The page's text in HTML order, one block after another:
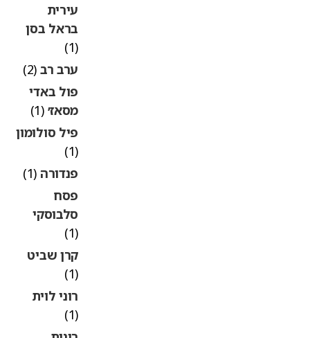
עירית
בראל בסן
ערב רב(2)
פול באדי
מסאז׳(1)
פיל סולומון
פנדורה(1)
פסח
סלבוסקי
קרן שביט
רוני לוית